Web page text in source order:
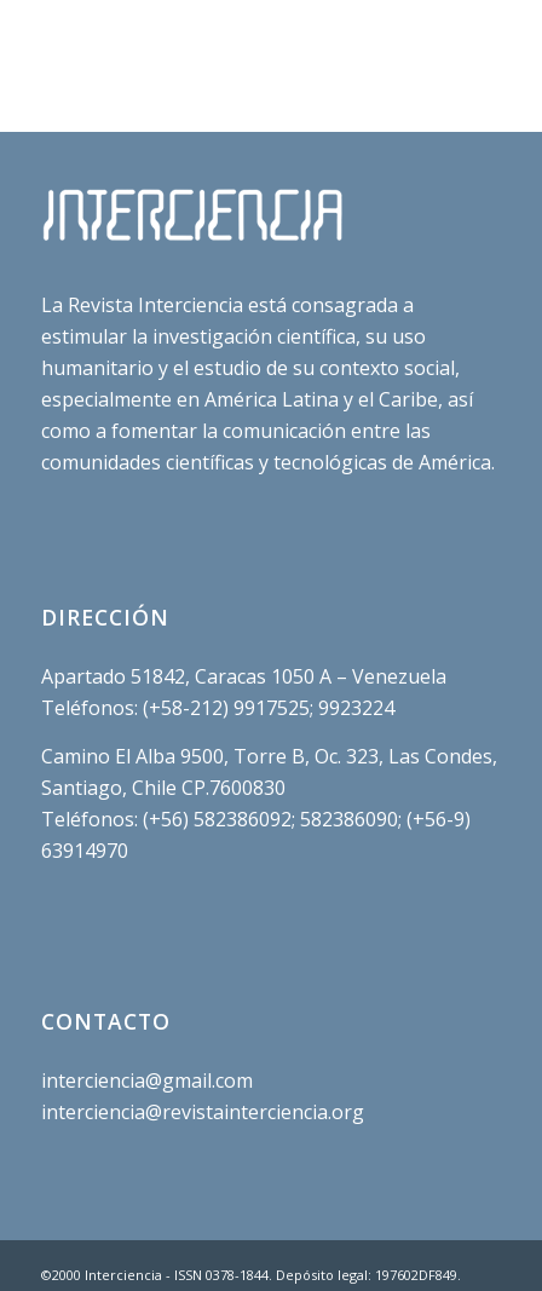
La Revista Interciencia está consagrada a
estimular la investigación científica, su uso
humanitario y el estudio de su contexto social,
especialmente en América Latina y el Caribe, así
como a fomentar la comunicación entre las
comunidades científicas y tecnológicas de América.
DIRECCIÓN
Apartado 51842, Caracas 1050 A – Venezuela
Teléfonos: (+58-212) 9917525; 9923224
Camino El Alba 9500, Torre B, Oc. 323, Las Condes,
Santiago, Chile CP.7600830
Teléfonos: (+56) 582386092; 582386090; (+56-9)
63914970
CONTACTO
interciencia@gmail.com
interciencia@revistainterciencia.org
©2000 Interciencia - ISSN 0378-1844. Depósito legal: 197602DF849.